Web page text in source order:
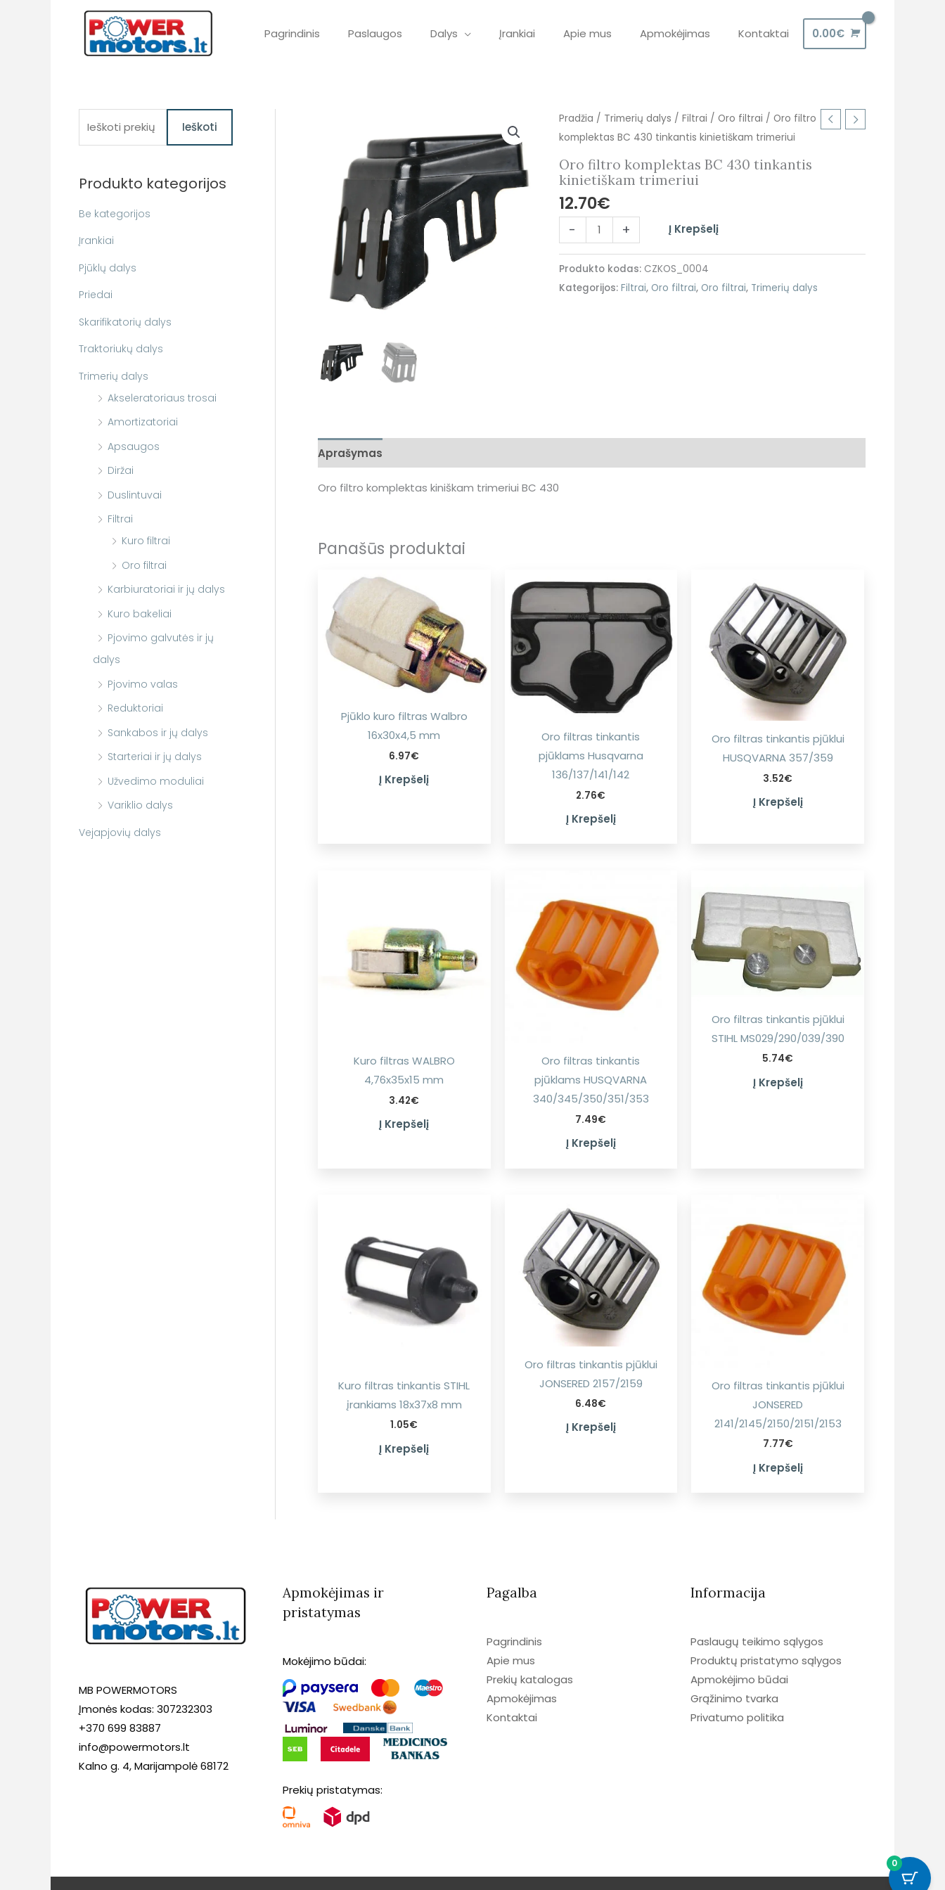
Pagrindinis Paslaugos Dalys Įrankiai Apie mus Apmokėjimas Kontaktai 0.00€
k
i
:
Ieškoti
Produkto kategorijos
Be kategorijos
Įrankiai
Pjūklų dalys
Priedai
Skarifikatorių dalys
Traktoriukų dalys
Trimerių dalys
Akseleratoriaus trosai
Amortizatoriai
Apsaugos
Diržai
Duslintuvai
Filtrai
Kuro filtrai
Oro filtrai
Karbiuratoriai ir jų dalys
Kuro bakeliai
Pjovimo galvutės ir jų
dalys
Pjovimo valas
Reduktoriai
Sankabos ir jų dalys
Starteriai ir jų dalys
Užvedimo moduliai
Variklio dalys
Vejapjovių dalys
Pradžia / Trimerių dalys / Filtrai / Oro filtrai / Oro filtro
komplektas BC 430 tinkantis kinietiškam trimeriui
Oro filtro komplektas BC 430 tinkantis
kinietiškam trimeriui
12.70€
-
produkto
kiekis:
filtro
komplektas
BC
430
tinkantis
kinietiškam
trimeriui
+ Į Krepšelį
Produkto kodas: CZKOS_0004
Kategorijos: Filtrai, Oro filtrai, Oro filtrai, Trimerių dalys
Aprašymas
Oro filtro komplektas kiniškam trimeriui BC 430
Panašūs produktai
Pjūklo kuro filtras Walbro
16x30x4,5 mm
6.97€
Į Krepšelį
Oro filtras tinkantis
pjūklams Husqvarna
136/137/141/142
2.76€
Į Krepšelį
Oro filtras tinkantis pjūklui
HUSQVARNA 357/359
3.52€
Į Krepšelį
Kuro filtras WALBRO
4,76x35x15 mm
3.42€
Į Krepšelį
Oro filtras tinkantis
pjūklams HUSQVARNA
340/345/350/351/353
7.49€
Į Krepšelį
Oro filtras tinkantis pjūklui
STIHL MS029/290/039/390
5.74€
Į Krepšelį
Kuro filtras tinkantis STIHL
įrankiams 18x37x8 mm
1.05€
Į Krepšelį
Oro filtras tinkantis pjūklui
JONSERED 2157/2159
6.48€
Į Krepšelį
Oro filtras tinkantis pjūklui
JONSERED
2141/2145/2150/2151/2153
7.77€
Į Krepšelį
MB POWERMOTORS
Įmonės kodas: 307232303
+370 699 83887
info@powermotors.lt
Kalno g. 4, Marijampolė 68172
Apmokėjimas ir
pristatymas
Mokėjimo būdai:
Prekių pristatymas:
Pagalba
Pagrindinis
Apie mus
Prekių katalogas
Apmokėjimas
Kontaktai
Informacija
Paslaugų teikimo sąlygos
Produktų pristatymo sąlygos
Apmokėjimo būdai
Grąžinimo tvarka
Privatumo politika
0